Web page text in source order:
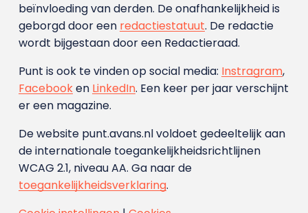
beïnvloeding van derden. De onafhankelijkheid is
geborgd door een redactiestatuut. De redactie
wordt bijgestaan door een Redactieraad.
Punt is ook te vinden op social media: Instragram,
Facebooken LinkedIn. Een keer per jaar verschijnt
er een magazine.
De website punt.avans.nl voldoet gedeeltelijk aan
de internationale toegankelijkheidsrichtlijnen
WCAG 2.1, niveau AA. Ga naar de
toegankelijkheidsverklaring.